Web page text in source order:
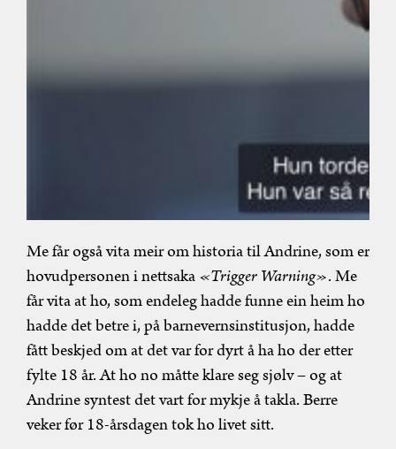
Me får også vita meir om historia til Andrine, som er
hovudpersonen i nettsaka«Trigger Warning». Me
får vita at ho, som endeleg hadde funne ein heim ho
hadde det betre i, på barnevernsinstitusjon, hadde
fått beskjed om at det var for dyrt å ha ho der etter
fylte 18 år. At ho no måtte klare seg sjølv – og at
Andrine syntest det vart for mykje å takla. Berre
veker før 18-årsdagen tok ho livet sitt.